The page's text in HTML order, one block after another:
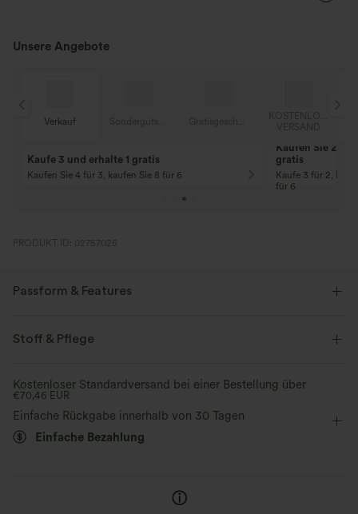
Unsere Angebote
Verkauf
Kaufe 3 und erhalte 1 gratis
Kaufen Sie 4 für 3, kaufen Sie 8 für 6
Kaufen Sie 2
gratis
Kaufe 3 für 2,
für 6
PRODUKT ID: 02757025
Passform & Features
überziehen
Stoff & Pflege
Kostenloser Standardversand bei einer Bestellung über
€70,46 EUR
Einfache Rückgabe innerhalb von 30 Tagen
Einfache Bezahlung